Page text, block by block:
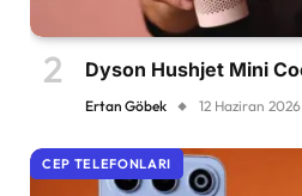
Dyson Hushjet Mini
Ertan Göbek 12 Haziran 2026
CEP TELEFONLARI